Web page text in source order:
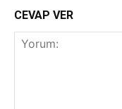
CEVAP VER